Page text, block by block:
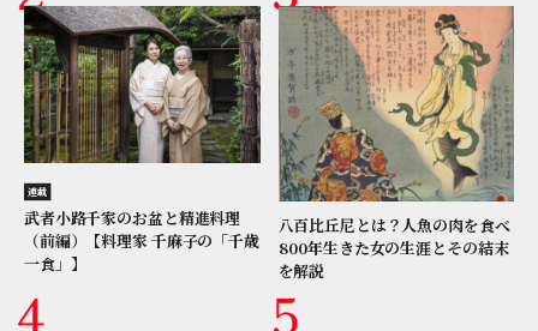
連載
武者小路千家のお盆と精進料理
（前編）【料理家 千麻子の「千歳
一食」】
八百比丘尼とは？人魚の肉を食べ
800年生きた女の生涯とその結末
を解説